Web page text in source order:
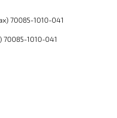
70085-1010-041
70085-1010-041